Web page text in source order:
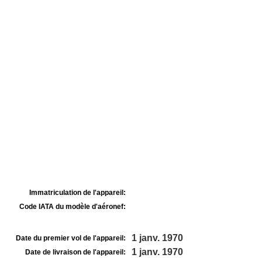
Immatriculation de l'appareil:
Code IATA du modèle d'aéronef:
Date du premier vol de l'appareil: 1 janv. 1970
Date de livraison de l'appareil: 1 janv. 1970